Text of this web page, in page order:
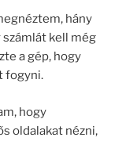
hány
számlát kell még
a gép, hogy
fogyni.
hogy
oldalakat nézni,